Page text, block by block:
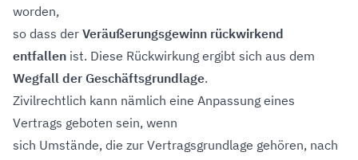
worden,
so dass der Veräußerungsgewinn rückwirkend
entfallen ist. Diese Rückwirkung ergibt sich aus dem
Wegfall der Geschäftsgrundlage.
Zivilrechtlich kann nämlich eine Anpassung eines
Vertrags geboten sein, wenn
sich Umstände, die zur Vertragsgrundlage gehören, nach